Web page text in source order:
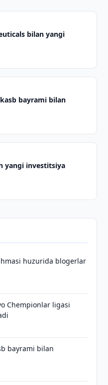
bilan yangi
bayrami bilan
yangi investitsiya
huzurida blogerlar
Chempionlar ligasi
bayrami bilan